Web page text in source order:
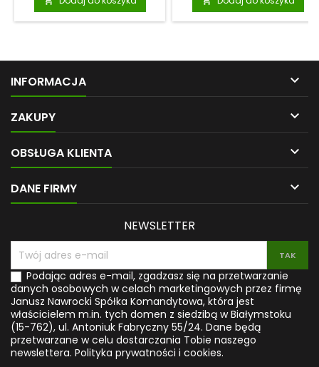
ale merytorycznie jest
pełnowartościowy. Pozbądź
zdrowiu bez chemiiCzy
czujesz, że mimo dbania o
siebie twoja energia spada,
alergii, przez bóle głowy, aż
po stany zapalne – nie chcą
niewidzialnym wrogiem są
toksyny ukryte w
użytku:...
przewlekłego stresu?
Zastanawiasz się, co jest
przynoszą oczekiwanych
rezultatów? Michelle
z holistycznym spojrzeniem
zdrowy styl życia wpływają na
komórki, mitochondria i
dowiesz się, dlaczego...
INFORMACJA 
ZAKUPY 
OBSŁUGA KLIENTA 
DANE FIRMY 
NEWSLETTER
Podając adres e-mail, zgadzasz się na przetwarzanie
danych osobowych w celach marketingowych przez firmę
Janusz Nawrocki Spółka Komandytowa, która jest
właścicielem m.in. tych domen z siedzibą w Białymstoku
(15-762), ul. Antoniuk Fabryczny 55/24. Dane będą
przetwarzane w celu dostarczania Tobie naszego
newslettera. Polityka prywatności i cookies.